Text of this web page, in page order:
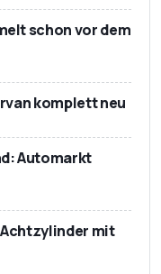
schon vor dem
komplett neu
Automarkt
mit